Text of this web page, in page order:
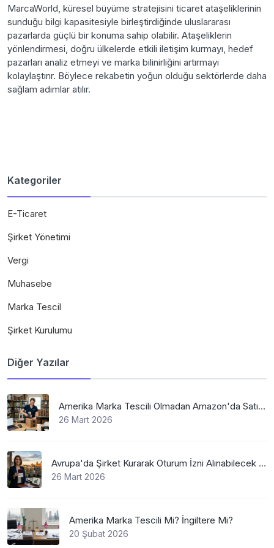
MarcaWorld, küresel büyüme stratejisini ticaret ataşeliklerinin
sunduğu bilgi kapasitesiyle birleştirdiğinde uluslararası
pazarlarda güçlü bir konuma sahip olabilir. Ataşeliklerin
yönlendirmesi, doğru ülkelerde etkili iletişim kurmayı, hedef
pazarları analiz etmeyi ve marka bilinirliğini artırmayı
kolaylaştırır. Böylece rekabetin yoğun olduğu sektörlerde daha
sağlam adımlar atılır.
Kategoriler
E-Ticaret
Şirket Yönetimi
Vergi
Muhasebe
Marka Tescil
Şirket Kurulumu
Diğer Yazılar
Amerika Marka Tescili Olmadan Amazon'da Satış Mümkün Mü
26 Mart 2026
Avrupa'da Şirket Kurarak Oturum İzni Alınabilecek En Mantıklı Ülkeler Nelerdir?
26 Mart 2026
Amerika Marka Tescili Mi? İngiltere Mi?
20 Şubat 2026